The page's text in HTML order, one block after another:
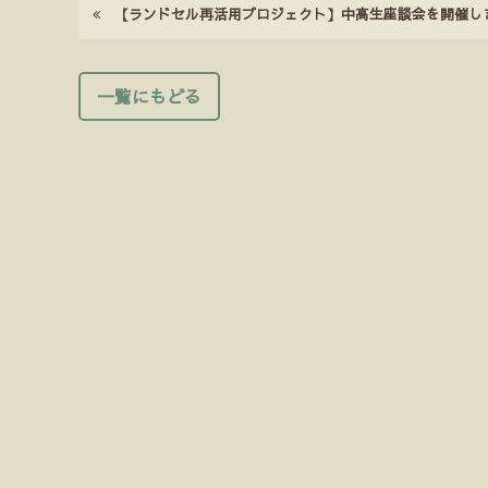
【ランドセル再活用プロジェクト】中高生座談会を開催し
一覧にもどる